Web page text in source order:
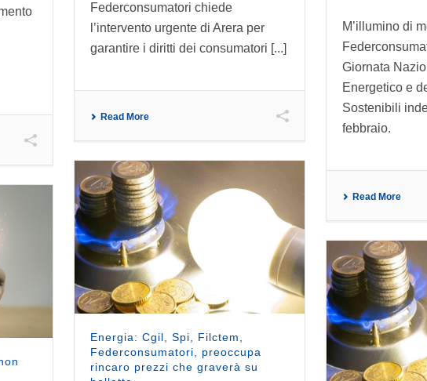
Federconsumatori chiede
l’intervento urgente di Arera per
garantire i diritti dei consumatori [...]
Read More
M’illumino di
Giornata
Energetico e
Sostenibili
febbraio.
Read More
Energia: Cgil, Spi, Filctem,
Federconsumatori, preoccupa
rincaro prezzi che graverà su